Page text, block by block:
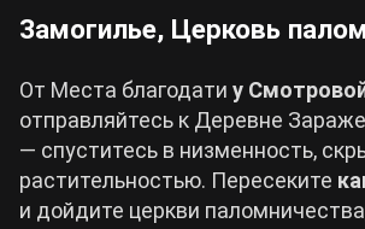
Замогилье, Церковь
От Места благодати у
отправляйтесь к Деревне
— спуститесь в низменность,
растительностью. Пересеките
и дойдите церкви